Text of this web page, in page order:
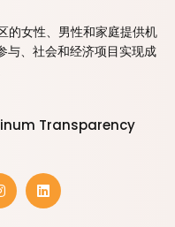
女性、男性和家庭提供机
与、社会和经济项目实现成
Transparency